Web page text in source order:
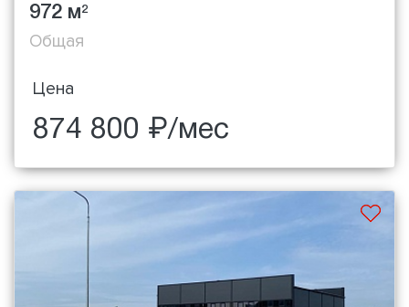
972 м2
Общая
Цена
874 800 ₽/мес